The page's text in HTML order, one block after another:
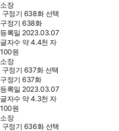
소장
구정기 638화 선택
구정기 638화
등록일 2023.03.07
글자수 약 4.4천 자
100원
소장
구정기 637화 선택
구정기 637화
등록일 2023.03.07
글자수 약 4.3천 자
100원
소장
구정기 636화 선택